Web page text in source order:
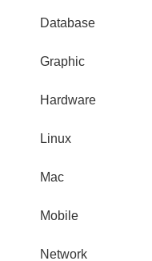
Database
Graphic
Hardware
Linux
Mac
Mobile
Network